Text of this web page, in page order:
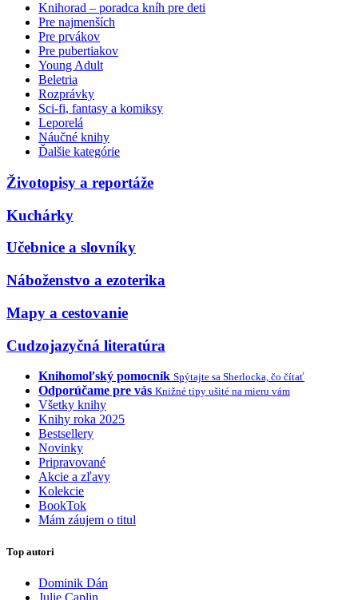
Knihorad – poradca kníh pre deti
Pre najmenších
Pre prvákov
Pre pubertiakov
Young Adult
Beletria
Rozprávky
Sci-fi, fantasy a komiksy
Leporelá
Náučné knihy
Ďalšie kategórie
Životopisy a reportáže
Kuchárky
Učebnice a slovníky
Náboženstvo a ezoterika
Mapy a cestovanie
Cudzojazyčná literatúra
Knihomoľský pomocník Spýtajte sa Sherlocka, čo čítať
Odporúčame pre vás Knižné tipy ušité na mieru vám
Všetky knihy
Knihy roka 2025
Bestsellery
Novinky
Pripravované
Akcie a zľavy
Kolekcie
BookTok
Mám záujem o titul
Top autori
Dominik Dán
Julie Caplin